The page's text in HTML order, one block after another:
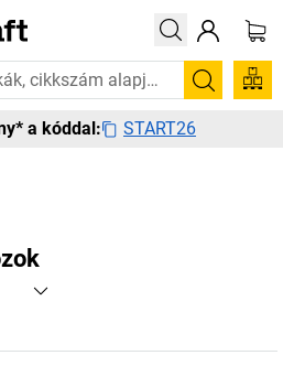
bestseller termékeinket 3–4
Keresés
a kóddal: START26